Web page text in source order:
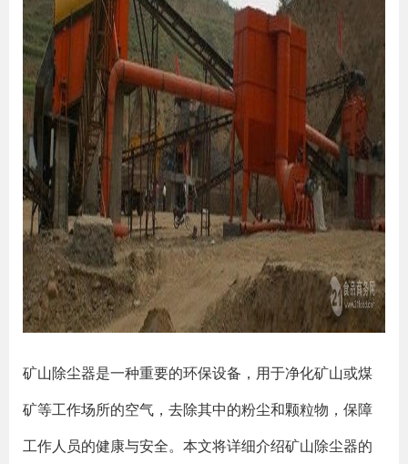
矿山除尘器是一种重要的环保设备，用于净化矿山或煤
矿等工作场所的空气，去除其中的粉尘和颗粒物，保障
工作人员的健康与安全。本文将详细介绍矿山除尘器的